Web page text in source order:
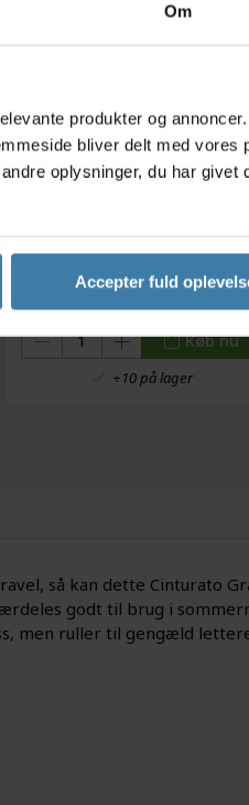
Om
produkter og
bliver delt med vores
oplysninger, du har givet
Accepter fuld
Hurtig af- og påmontering af
cykeldæk
99,00kr.
Køb nu
+10 på lager
så kan dette Cinturato
godt til brug i
men ruller til gengæld